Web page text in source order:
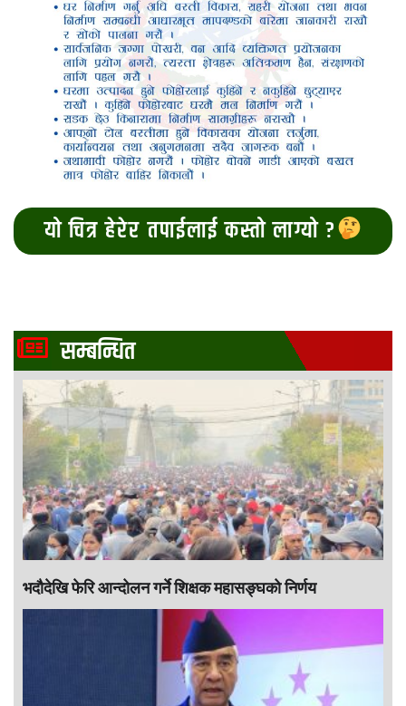
यो चित्र हेरेर तपाईलाई कस्तो लाग्यो ?
सम्बन्धित
भदौदेखि फेरि आन्दोलन गर्ने शिक्षक महासङ्घको निर्णय